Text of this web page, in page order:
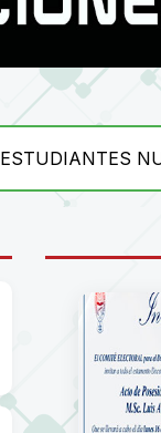
ESTUDIANTES